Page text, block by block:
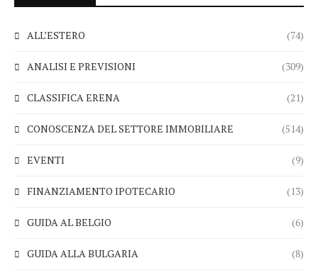
ALL’ESTERO (74)
ANALISI E PREVISIONI (309)
CLASSIFICA ERENA (21)
CONOSCENZA DEL SETTORE IMMOBILIARE (514)
EVENTI (9)
FINANZIAMENTO IPOTECARIO (13)
GUIDA AL BELGIO (6)
GUIDA ALLA BULGARIA (8)